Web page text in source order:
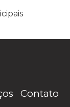
Contato